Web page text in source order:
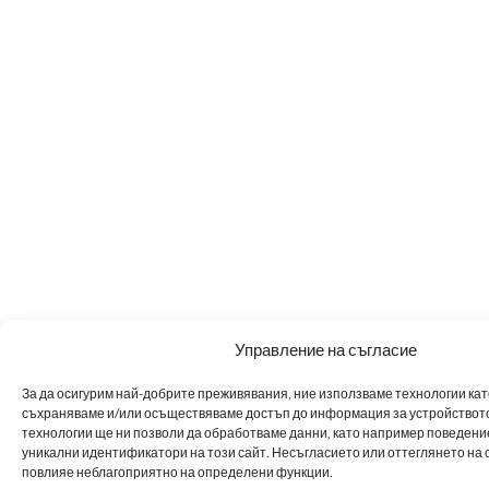
Управление на съгласие
За да осигурим най-добрите преживявания, ние използваме технологии
съхраняваме и/или осъществяваме достъп до информация за
технологии ще ни позволи да обработваме данни, като например
уникални идентификатори на този сайт. Несъгласието или оттеглянето на
повлияе неблагоприятно на определени функции.